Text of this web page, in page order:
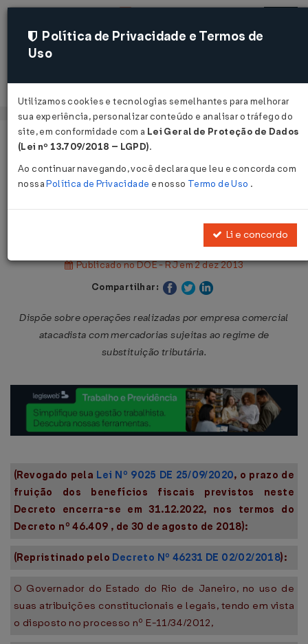
Acessar
Página Inicial
Legislações
Decreto Nº 44498 DE 29/11/2013
Publicado no DOE - RJ em 2 dez 2013
Compartilhar:
Dispõe sobre operações realizadas por empresa comercial
atacadista com mercadorias sujeitas ao regime de
substituição tributária.
(Revogado pela Lei Nº 9025 DE 25/09/2020, o prazo de
fruição dos benefícios fiscais previstos neste
Decreto encerra-se em 31.12.2022, nos termos do
Decreto nº 46.409 , de 30 de agosto de 2018):
(Repristinado pelo Decreto Nº 46231 DE 02/02/2018):
O Governador do Estado do Rio de Janeiro, no uso de
suas atribuições constitucionais e legais, tendo em vista
o disposto no processo nº E-11/34/2012,
Política de Privacidade e Termos de
Uso
Utilizamos cookies e tecnologias semelhantes para melhorar
sua experiência, personalizar conteúdo e analisar o tráfego do
site, em conformidade com a Lei Geral de Proteção de Dados
(Lei nº 13.709/2018 – LGPD).
Ao continuar navegando, você declara que leu e concorda com
nossaPolítica de Privacidade e nosso Termo de Uso .
Li e concordo